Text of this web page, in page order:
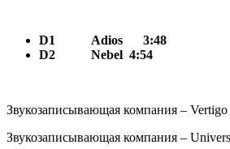
D1 Adios
3:48
D2
Nebel 4:54
Звукозаписывающая компания –
Звукозаписывающая компания –